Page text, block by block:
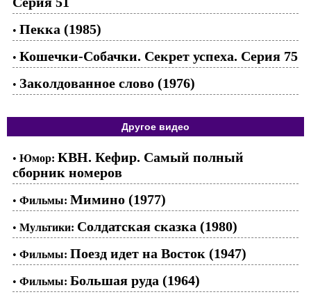
• Пекка (1985)
• Кошечки-Собачки. Секрет успеха. Серия 75
• Заколдованное слово (1976)
Другое видео
• Юмор: КВН. Кефир. Самый полный
сборник номеров
• Фильмы: Мимино (1977)
• Мультики: Солдатская сказка (1980)
• Фильмы: Поезд идет на Восток (1947)
• Фильмы: Большая руда (1964)